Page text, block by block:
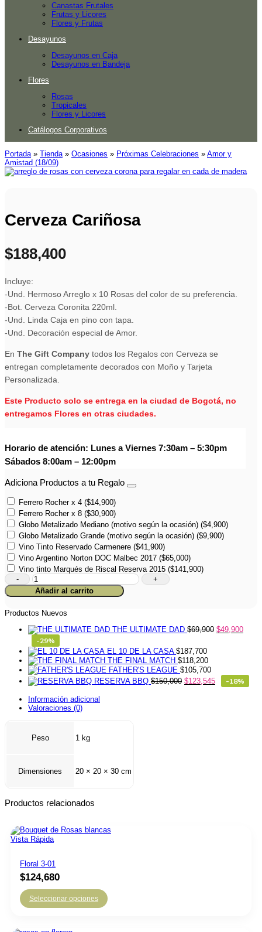
Canastas Frutales
Frutas y Licores
Flores y Frutas
Desayunos
Desayunos en Caja
Desayunos en Bandeja
Flores
Rosas
Tropicales
Flores y Licores
Catálogos Corporativos
Portada » Tienda » Ocasiones » Próximas Celebraciones » Amor y
Amistad (18/09)
Cerveza Cariñosa
$188,400
Incluye:
-Und. Hermoso Arreglo x 10 Rosas del color de su preferencia.
-Bot. Cerveza Coronita 220ml.
-Und. Linda Caja en pino con tapa.
-Und. Decoración especial de Amor.
En The Gift Company todos los Regalos con Cerveza se
entregan completamente decorados con Moño y Tarjeta
Personalizada.
Este Producto solo se entrega en la ciudad de Bogotá, no
entregamos Flores en otras ciudades.
Horario de atención: Lunes a Viernes 7:30am – 5:30pm
Sábados 8:00am – 12:00pm
Adiciona Productos a tu Regalo
Ferrero Rocher x 4 ($14,900)
Ferrero Rocher x 8 ($30,900)
Globo Metalizado Mediano (motivo según la ocasión) ($4,900)
Globo Metalizado Grande (motivo según la ocasión) ($9,900)
Vino Tinto Reservado Carmenere ($41,900)
Vino Argentino Norton DOC Malbec 2017 ($65,000)
Vino tinto Marqués de Riscal Reserva 2015 ($141,900)
Cerveza
Cariñosa
cantidad
Añadir al carrito
Productos Nuevos
THE ULTIMATE DAD $69,900 $49,900
-29%
EL 10 DE LA CASA $187,700
THE FINAL MATCH $118,200
FATHER'S LEAGUE $105,700
RESERVA BBQ $150,000 $123,545 -18%
Información adicional
Valoraciones (0)
Peso 1 kg
Dimensiones 20 × 20 × 30 cm
Productos relacionados
Vista Rápida
Floral 3-01
$124,680
Seleccionar opciones